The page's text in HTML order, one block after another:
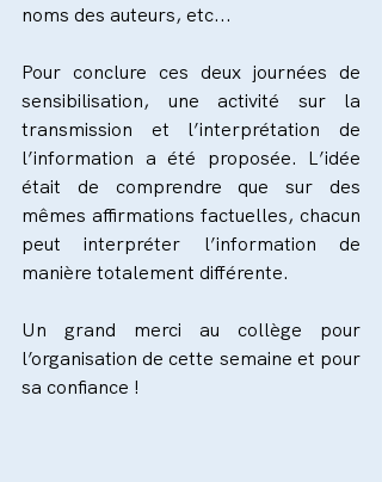
noms des auteurs, etc...
Pour conclure ces deux journées de
sensibilisation, une activité sur la
transmission et l’interprétation de
l’information a été proposée. L’idée
était de comprendre que sur des
mêmes affirmations factuelles, chacun
peut interpréter l’information de
manière totalement différente.
Un grand merci au collège pour
l’organisation de cette semaine et pour
sa confiance !